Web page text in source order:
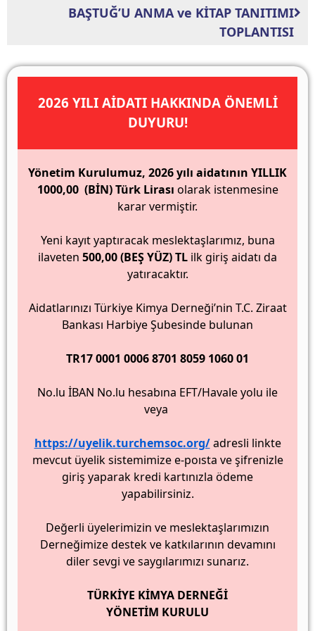
BAŞTUĞ’U ANMA ve KİTAP TANITIMI
TOPLANTISI
2026 YILI AİDATI HAKKINDA ÖNEMLİ
DUYURU!
Yönetim Kurulumuz, 2026 yılı aidatının YILLIK
1000,00 (BİN) Türk Lirası olarak istenmesine
karar vermiştir.
Yeni kayıt yaptıracak meslektaşlarımız, buna
ilaveten 500,00 (BEŞ YÜZ) TL ilk giriş aidatı da
yatıracaktır.
Aidatlarınızı Türkiye Kimya Derneği’nin T.C. Ziraat
Bankası Harbiye Şubesinde bulunan
TR17 0001 0006 8701 8059 1060 01
No.lu İBAN No.lu hesabına EFT/Havale yolu ile
veya
https://uyelik.turchemsoc.org/adresli linkte
mevcut üyelik sistemimize e-poısta ve şifrenizle
giriş yaparak kredi kartınızla ödeme
yapabilirsiniz.
Değerli üyelerimizin ve meslektaşlarımızın
Derneğimize destek ve katkılarının devamını
diler sevgi ve saygılarımızı sunarız.
TÜRKİYE KİMYA DERNEĞİ
YÖNETİM KURULU